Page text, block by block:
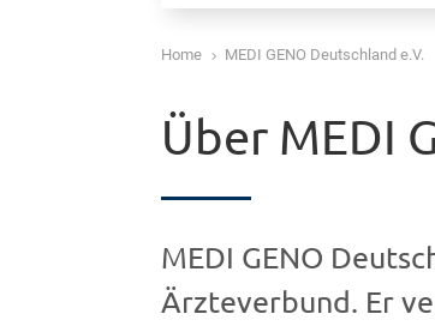
Home 5 MEDI GENO Deutschland e.V.
Über MEDI
MEDI GENO
Ärzteverbund. Er